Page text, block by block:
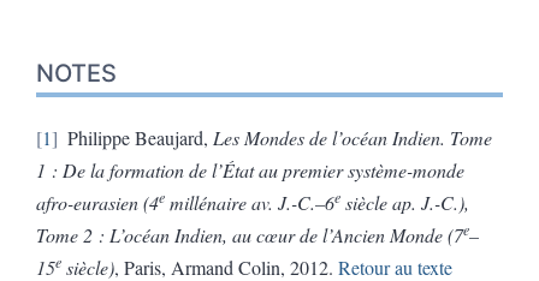
NOTES
1 PhilippeBeaujard, Les Mondes de l’océan Indien. Tome
1 : De la formation de l’État au premier système-monde
afro-eurasien (4e millénaire av. J.-C.–6e siècle ap. J.-C.),
Tome 2 : L’océan Indien, au cœur de l’Ancien Monde (7e–
15e siècle), Paris, Armand Colin, 2012. Retour au texte